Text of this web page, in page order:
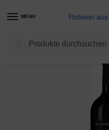
MENU Rotwein
Meine Weine Markus